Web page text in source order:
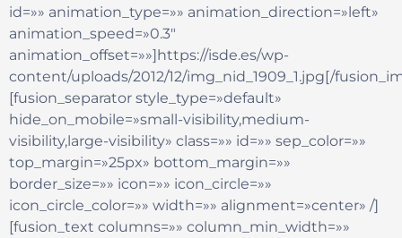
id=»» animation_type=»» animation_direction=»left»
animation_speed=»0.3″
animation_offset=»»]https://isde.es/wp-
content/uploads/2012/12/img_nid_1909_1.jpg[/
[fusion_separator style_type=»default»
hide_on_mobile=»small-visibility,medium-
visibility,large-visibility» class=»» id=»» sep_color=»»
top_margin=»25px» bottom_margin=»»
border_size=»» icon=»» icon_circle=»»
icon_circle_color=»» width=»» alignment=»center» /]
[fusion_text columns=»» column_min_width=»»